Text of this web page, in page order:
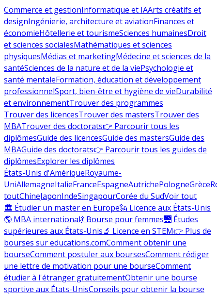
Commerce et gestionInformatique et IAArts créatifs et
designIngénierie, architecture et aviationFinances et
économieHôtellerie et tourismeSciences humainesDroit
et sciences socialesMathématiques et sciences
physiquesMédias et marketingMédecine et sciences de la
santéSciences de la nature et de la viePsychologie et
santé mentaleFormation, éducation et développement
professionnelSport, bien-être et hygiène de vieDurabilité
et environnementTrouver des programmes
Trouver des licencesTrouver des mastersTrouver des
MBATrouver des doctorats👉 Parcourir tous les
diplômesGuide des licencesGuide des mastersGuide des
MBAGuide des doctorats👉 Parcourir tous les guides de
diplômesExplorer les diplômes
États-Unis d'AmériqueRoyaume-
UniAllemagneItalieFranceEspagneAutrichePologneGrèce
toutChineJaponIndeSingapourCorée du SudVoir tout
🏛 Étudier un master en Europe🗽 Licence aux États-Unis
🌎 MBA international💃 Bourse pour femmes🌉 Études
supérieures aux États-Unis🔬 Licence en STEM👉 Plus de
bourses sur educations.comComment obtenir une
bourseComment postuler aux boursesComment rédiger
une lettre de motivation pour une bourseComment
étudier à l'étranger gratuitementObtenir une bourse
sportive aux États-UnisConseils pour obtenir la bourse